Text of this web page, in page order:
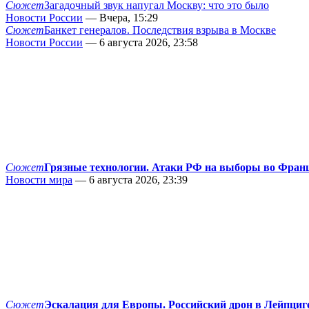
СюжетЗагадочный звук напугал Москву: что это было
Новости России — Вчера, 15:29
СюжетБанкет генералов. Последствия взрыва в Москве
Новости России — 6 августа 2026, 23:58
СюжетГрязные технологии. Атаки РФ на выборы во
Новости мира — 6 августа 2026, 23:39
СюжетЭскалация для Европы. Российский дрон в